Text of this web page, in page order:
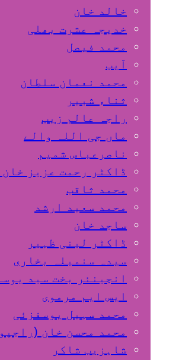
خالد خان
خدیجہ عشرت بھلی
محمد فیصل
آیب
محمد نعمان سلطان
ثناء شبیر
راجہ عالم زیب
ماں جی اللہ والے
ناصرعباس شمیم
ڈاکٹر رحمت عزیز
محمد ثاقب
محمد سعید ارشد
ساجد خان
ڈاکٹر لبنی ظہیر
سیدہ سنمبلہ بخاری
انجینئر بخت سید
ایس ایم مرموی
محمد سہیل یوسفزئی
محمد محسن خان
شاہزیب شاکر